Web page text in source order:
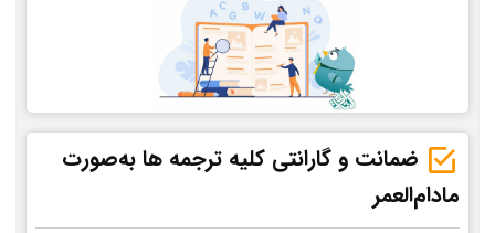
ضمانت و گارانتی کلیه ترجمه ها به‌صورت
مادام‌العمر